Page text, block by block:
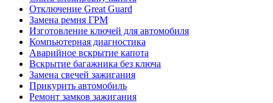
Отключение Great Guard
Замена ремня ГРМ
Изготовление ключей для автомобиля
Компьютерная диагностика
Аварийное вскрытие капота
Вскрытие багажника без ключа
Замена свечей зажигания
Прикурить автомобиль
Ремонт замков зажигания